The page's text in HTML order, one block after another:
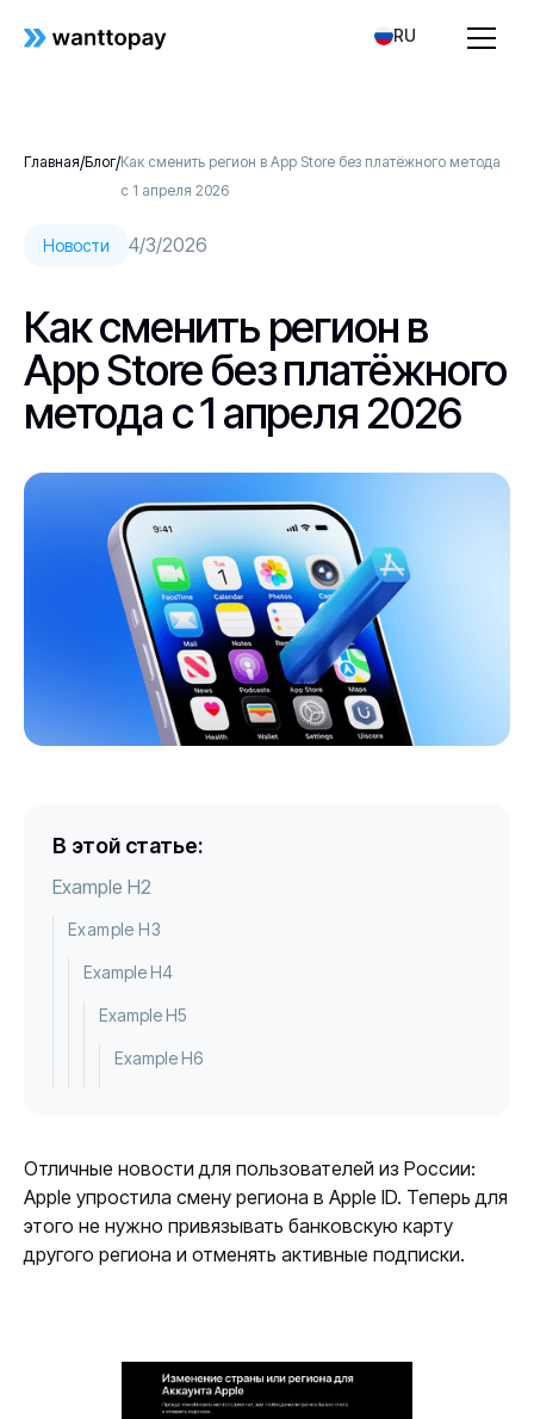
RU
Главная/Блог/Как сменить регион в App Store без платёжного метода
с 1 апреля 2026
Новости 4/3/2026
Как сменить регион в
App Store без платёжного
метода с 1 апреля 2026
В этой статье:
Example H2
Example H3
Example H4
Example H5
Example H6
Отличные новости для пользователей из России:
Apple упростила смену региона в Apple ID. Теперь для
этого не нужно привязывать банковскую карту
другого региона и отменять активные подписки.